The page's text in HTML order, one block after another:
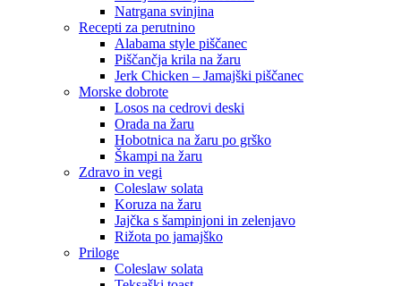
Natrgana svinjina
Recepti za perutnino
Alabama style piščanec
Piščančja krila na žaru
Jerk Chicken – Jamajški piščanec
Morske dobrote
Losos na cedrovi deski
Orada na žaru
Hobotnica na žaru po grško
Škampi na žaru
Zdravo in vegi
Coleslaw solata
Koruza na žaru
Jajčka s šampinjoni in zelenjavo
Rižota po jamajško
Priloge
Coleslaw solata